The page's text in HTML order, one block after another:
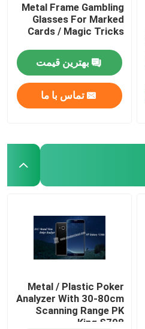
Metal Frame Gambling
Glasses For Marked
Cards / Magic Tricks
بهترین قیمت
تماس با ما
Metal / Plastic Poker
Analyzer With 30-80cm
Scanning Range PK
King S708